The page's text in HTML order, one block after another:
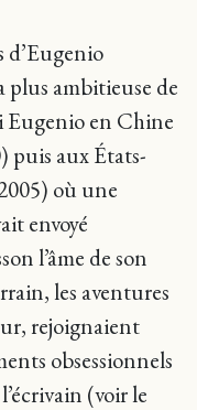
d’Eugenio
plus ambitieuse de
en Chine
puis aux États-
où une
envoyé
l’âme de son
les aventures
rejoignaient
obsessionnels
(voir le